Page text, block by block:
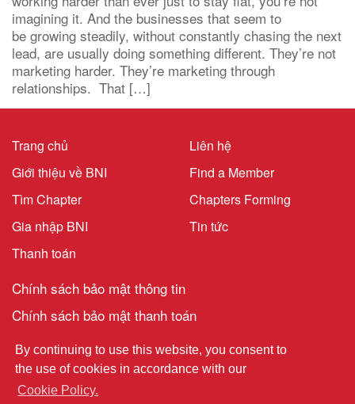
By continuing to use this website, you consent to
the use of cookies in accordance with our
Cookie Policy.
imagining it. And the businesses that seem to
be growing steadily, without constantly chasing the next
lead, are usually doing something different. They’re not
marketing harder. They’re marketing through
relationships. That […]
Trang chủ
Giới thiệu về BNI
Tìm Chapter
Gia nhập BNI
Thanh toán
Liên hệ
Find a Member
Chapters Forming
Tin tức
Chính sách bảo mật thông tin
Chính sách bảo mật thanh toán
Danh sách nhà cung cấp dịch vụ
CÔNG TY TNHH BUSINESS CONNECTIONS Số